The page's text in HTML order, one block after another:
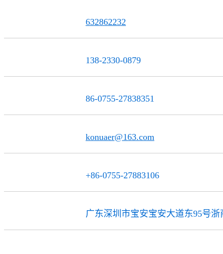
632862232
138-2330-0879
86-0755-27838351
konuaer@163.com
+86-0755-27883106
广东深圳市宝安宝安大道东95号浙